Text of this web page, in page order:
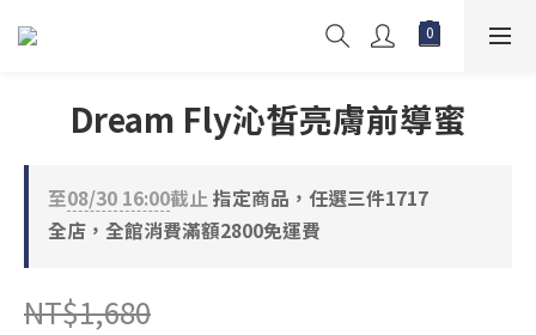
Dream Fly沁皙亮膚前導蜜
至08/30 16:00截止 指定商品，任選三件1717
全店，全館消費滿額2800免運費
NT$1,680